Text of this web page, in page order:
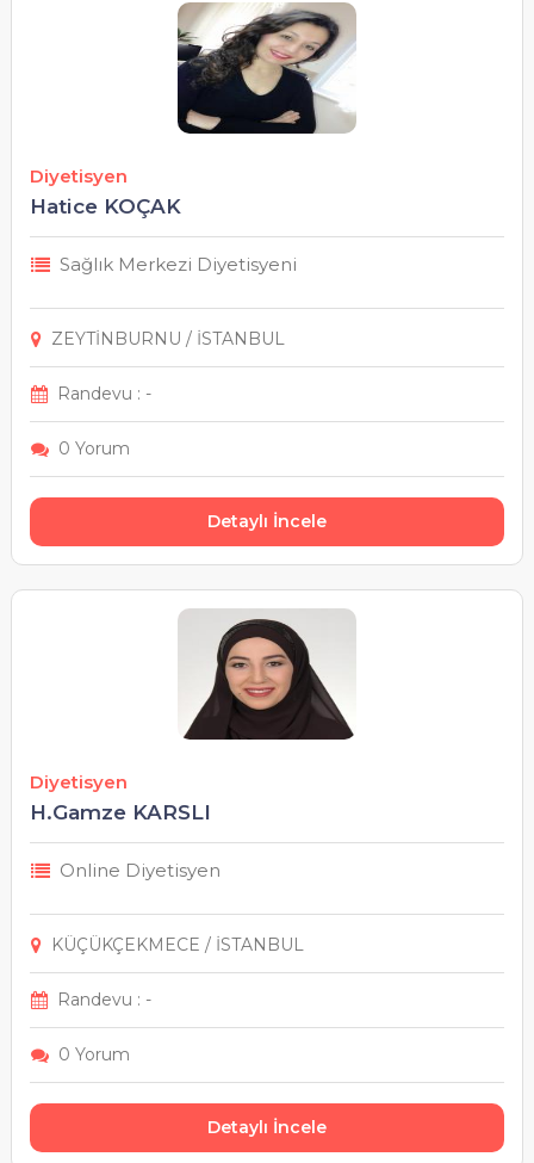
Tokat
Trabzon
Uşak
Van
Yozgat
Diyetisyen
Hatice KOÇAK
Sağlık Merkezi Diyetisyeni
ZEYTİNBURNU / İSTANBUL
Randevu : -
0 Yorum
Detaylı İncele
Diyetisyen
H.Gamze KARSLI
Online Diyetisyen
KÜÇÜKÇEKMECE / İSTANBUL
Randevu : -
0 Yorum
Detaylı İncele